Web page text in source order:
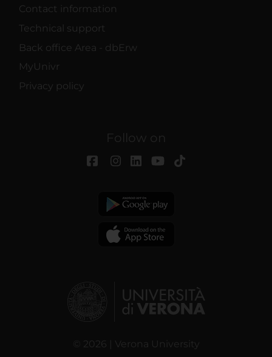
Contact information
Technical support
Back office Area - dbErw
MyUnivr
Privacy policy
Follow on
© 2026 | Verona University